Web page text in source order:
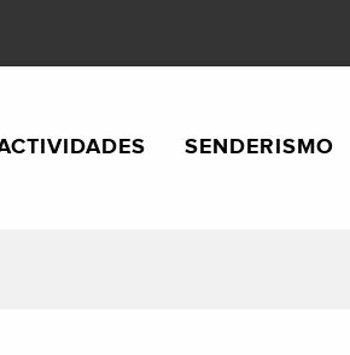
SENDERISMO